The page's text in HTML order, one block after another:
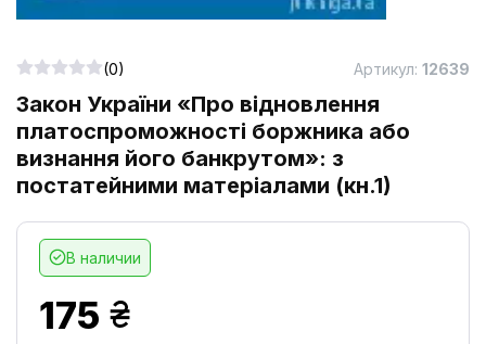
Закон України «Про відновлення
платоспроможності боржника або
визнання його банкрутом»: з
постатейними матеріалами (кн.1)
(0) Артикул: 12639
В наличии
175 грн.